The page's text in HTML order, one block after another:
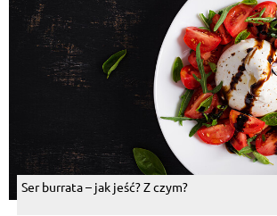
Ser burrata – jak jeść? Z czym?